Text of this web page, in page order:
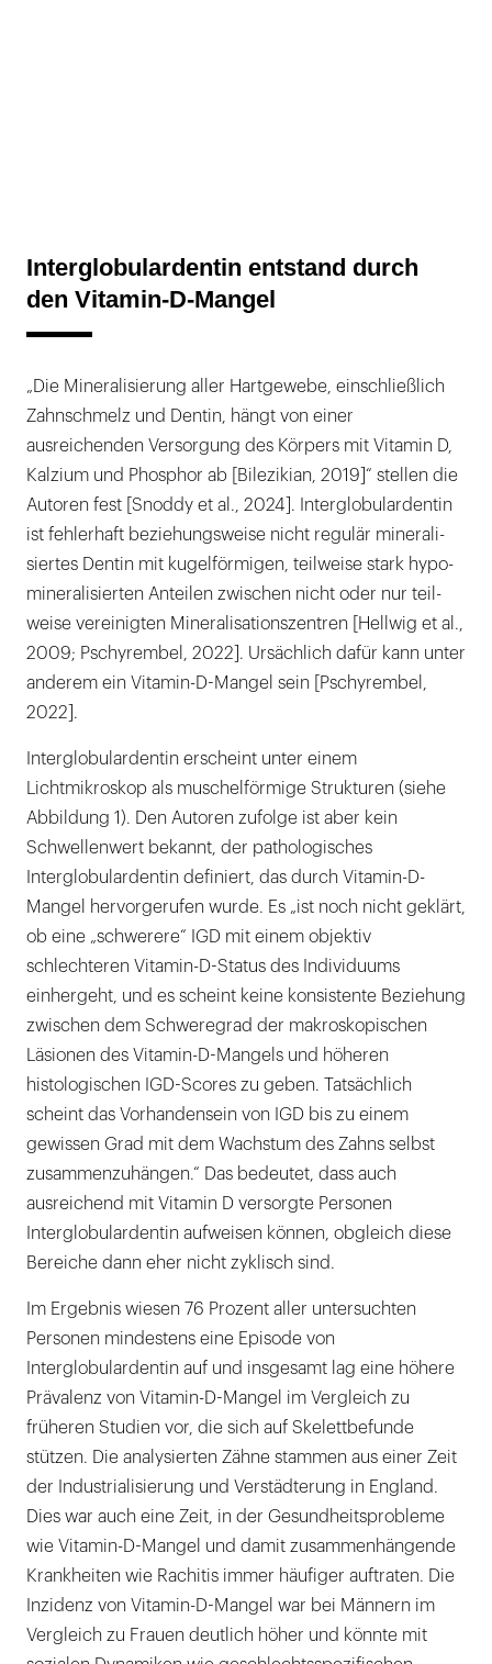
Interglobulardentin entstand durch
den Vitamin-D-Mangel
„Die Mineralisierung aller Hartgewebe, einschließlich
Zahnschmelz und Dentin, hängt von einer
ausreichenden Versorgung des Körpers mit Vitamin D,
Kalzium und Phosphor ab [Bilezikian, 2019]“ stellen die
Autoren fest [Snoddy et al., 2024]. Interglobulardentin
ist feh­ler­haft beziehungsweise nicht regulär minerali­
sier­tes Dentin mit kugelförmigen, teilweise stark hypo­
minerali­sier­ten Anteilen zwi­schen nicht oder nur teil­
weise ver­einig­ten Mineralisati­ons­zentren [Hellwig et al.,
2009; Pschyrembel, 2022]. Ursächlich dafür kann unter
anderem ein Vi­t­a­min-D-Mangel sein [Pschyrembel,
2022].
Interglobulardentin erscheint unter einem
Lichtmikroskop als muschelförmige Strukturen (siehe
Abbildung 1). Den Autoren zufolge ist aber kein
Schwellenwert bekannt, der pathologisches
Interglobulardentin definiert, das durch Vitamin-D-
Mangel hervorgerufen wurde. Es „ist noch nicht geklärt,
ob eine „schwerere“ IGD mit einem objektiv
schlechteren Vitamin-D-Status des Individuums
einhergeht, und es scheint keine konsistente Beziehung
zwischen dem Schweregrad der makroskopischen
Läsionen des Vitamin-D-Mangels und höheren
histologischen IGD-Scores zu geben. Tatsächlich
scheint das Vorhandensein von IGD bis zu einem
gewissen Grad mit dem Wachstum des Zahns selbst
zusammenzuhängen.“ Das bedeutet, dass auch
ausreichend mit Vitamin D versorgte Personen
Interglobulardentin aufweisen können, obgleich diese
Bereiche dann eher nicht zyklisch sind.
Im Ergebnis wiesen 76 Prozent aller untersuchten
Personen mindestens eine Episode von
Interglobulardentin auf und insgesamt lag eine höhere
Prävalenz von Vitamin-D-Mangel im Vergleich zu
früheren Studien vor, die sich auf Skelettbefunde
stützen. Die analysierten Zähne stammen aus einer Zeit
der Industrialisierung und Verstädterung in England.
Dies war auch eine Zeit, in der Gesundheitsprobleme
wie Vitamin-D-Mangel und damit zusammenhängende
Krankheiten wie Rachitis immer häufiger auftraten. Die
Inzidenz von Vitamin-D-Mangel war bei Männern im
Vergleich zu Frauen deutlich höher und könnte mit